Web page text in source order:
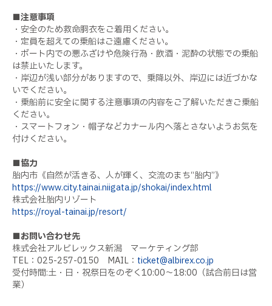
■注意事項
・安全のため救命胴衣をご着用ください。
・定員を超えての乗船はご遠慮ください。
・ボート内での悪ふざけや危険行為・飲酒・泥酔の状態での乗船
は禁止いたします。
・岸辺が浅い部分がありますので、乗降以外、岸辺には近づかな
いでください。
・乗船前に安全に関する注意事項の内容をご了解いただきご乗船
ください。
・スマートフォン・帽子などカナール内へ落とさないようお気を
付けください。
■協力
胎内市《自然が活きる、人が輝く、交流のまち“胎内”》
https://www.city.tainai.niigata.jp/shokai/index.html
株式会社胎内リゾート
https://royal-tainai.jp/resort/
■お問い合わせ先
株式会社アルビレックス新潟 マーケティング部
TEL：025-257-0150 MAIL： ticket@albirex.co.jp
受付時間:土・日・祝祭日をのぞく10:00～18:00（試合前日は営
業）